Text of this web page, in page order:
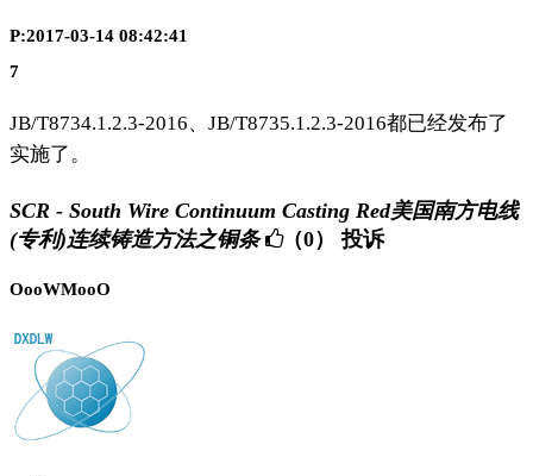
P:2017-03-14 08:42:41
7
JB/T8734.1.2.3-2016、JB/T8735.1.2.3-2016都已经发布了
实施了。
SCR - South Wire Continuum Casting Red美国南方电线
(专利)连续铸造方法之铜条
（0） 投诉
OooWMooO